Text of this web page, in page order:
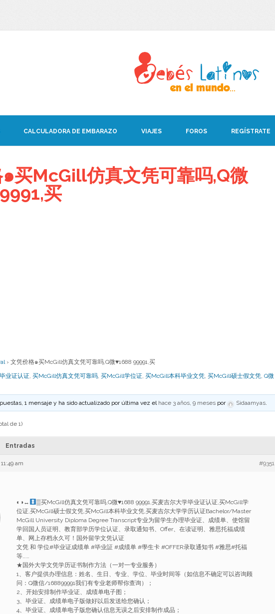
CALCULADORA DE EMBARAZO VIAJES FOROS REGÍSTRATE
买McGill仿真文凭可靠吗,Q微
买
› 文凭价格๑买McGill仿真文凭可靠吗,Q微♥1688 99991,买
业证认证, 买McGill仿真文凭可靠吗, 买McGill学位证, 买McGill本科毕业文凭, 买McGill硕士假文凭, Q微
1 mensaje y ha sido actualizado por última vez el hace 3 años, 9 meses por Sidaamyas.
de 1)
Entradas
am #9351
◐◑↔ ▒买McGill仿真文凭可靠吗,Q微♥1688 99991,买麦吉尔大学毕业证认证,买McGill学
位证,买McGill硕士假文凭,买McGill本科毕业文凭,买麦吉尔大学学历认证Bachelor/Master
McGill University Diploma Degree Transcript专业为留学生办理毕业证、成绩单、使馆留
学回国人员证明、教育部学历学位认证、录取通知书、Offer、在读证明、雅思托福成绩
单、网上存档永久可！国外留学文凭认证
文凭 和 学位#毕业证成绩单 #毕业証 #成绩单 #學生卡 #OFFER录取通知书 #雅思#托福
等……
★国外大学文凭学历证书制作方法（一对一专业服务）
1、客户提供办理信息：姓名、生日、专业、学位、毕业时间等（如信息不确定可以咨询顾
问：Q微信/168899991我们有专业老师帮你查询）；
2、开始安排制作毕业证、成绩单电子图；
3、毕业证、成绩单电子版做好以后发送给您确认；
4、毕业证、成绩单电子版您确认信息无误之后安排制作成品；